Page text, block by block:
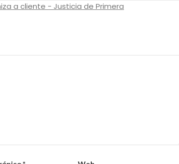
a cliente - Justicia de Primera